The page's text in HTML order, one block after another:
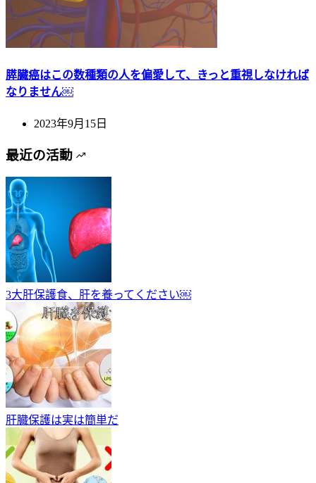
膵臓癌はこの数種類の人を偏愛して、きっと重視しなければ
なりません￼
2023年9月15日
最近の活動
3大肝保護食、肝を養ってください￼
肝臓保護は実は簡単だ